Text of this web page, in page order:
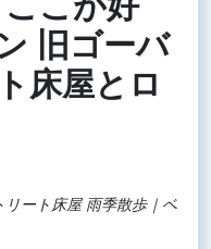
旧ゴーバ
床屋とロ
ート床屋 雨季散歩｜ベ